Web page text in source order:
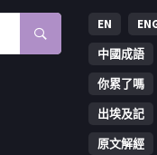
EN
中國成語
你累了嗎
出埃及記
原文解經